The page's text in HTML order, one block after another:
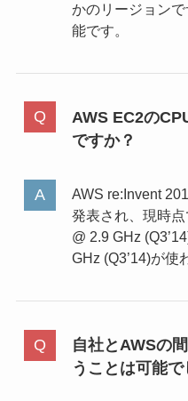
かのリージョン
能です。
AWS EC2の
ですか？
AWS re:Invent
発表され、現時
@ 2.9 GHz
GHz (Q3’14)が使
自社とAWSの
うことは可能で